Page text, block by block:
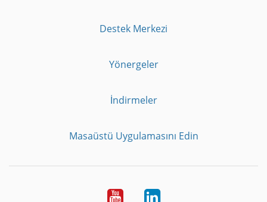
Destek Merkezi
Yönergeler
İndirmeler
Masaüstü Uygulamasını Edin
YoutubeLinkedIn